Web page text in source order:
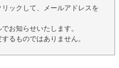
ックして、メールアドレスを
お知らせいたします。
るものではありません。